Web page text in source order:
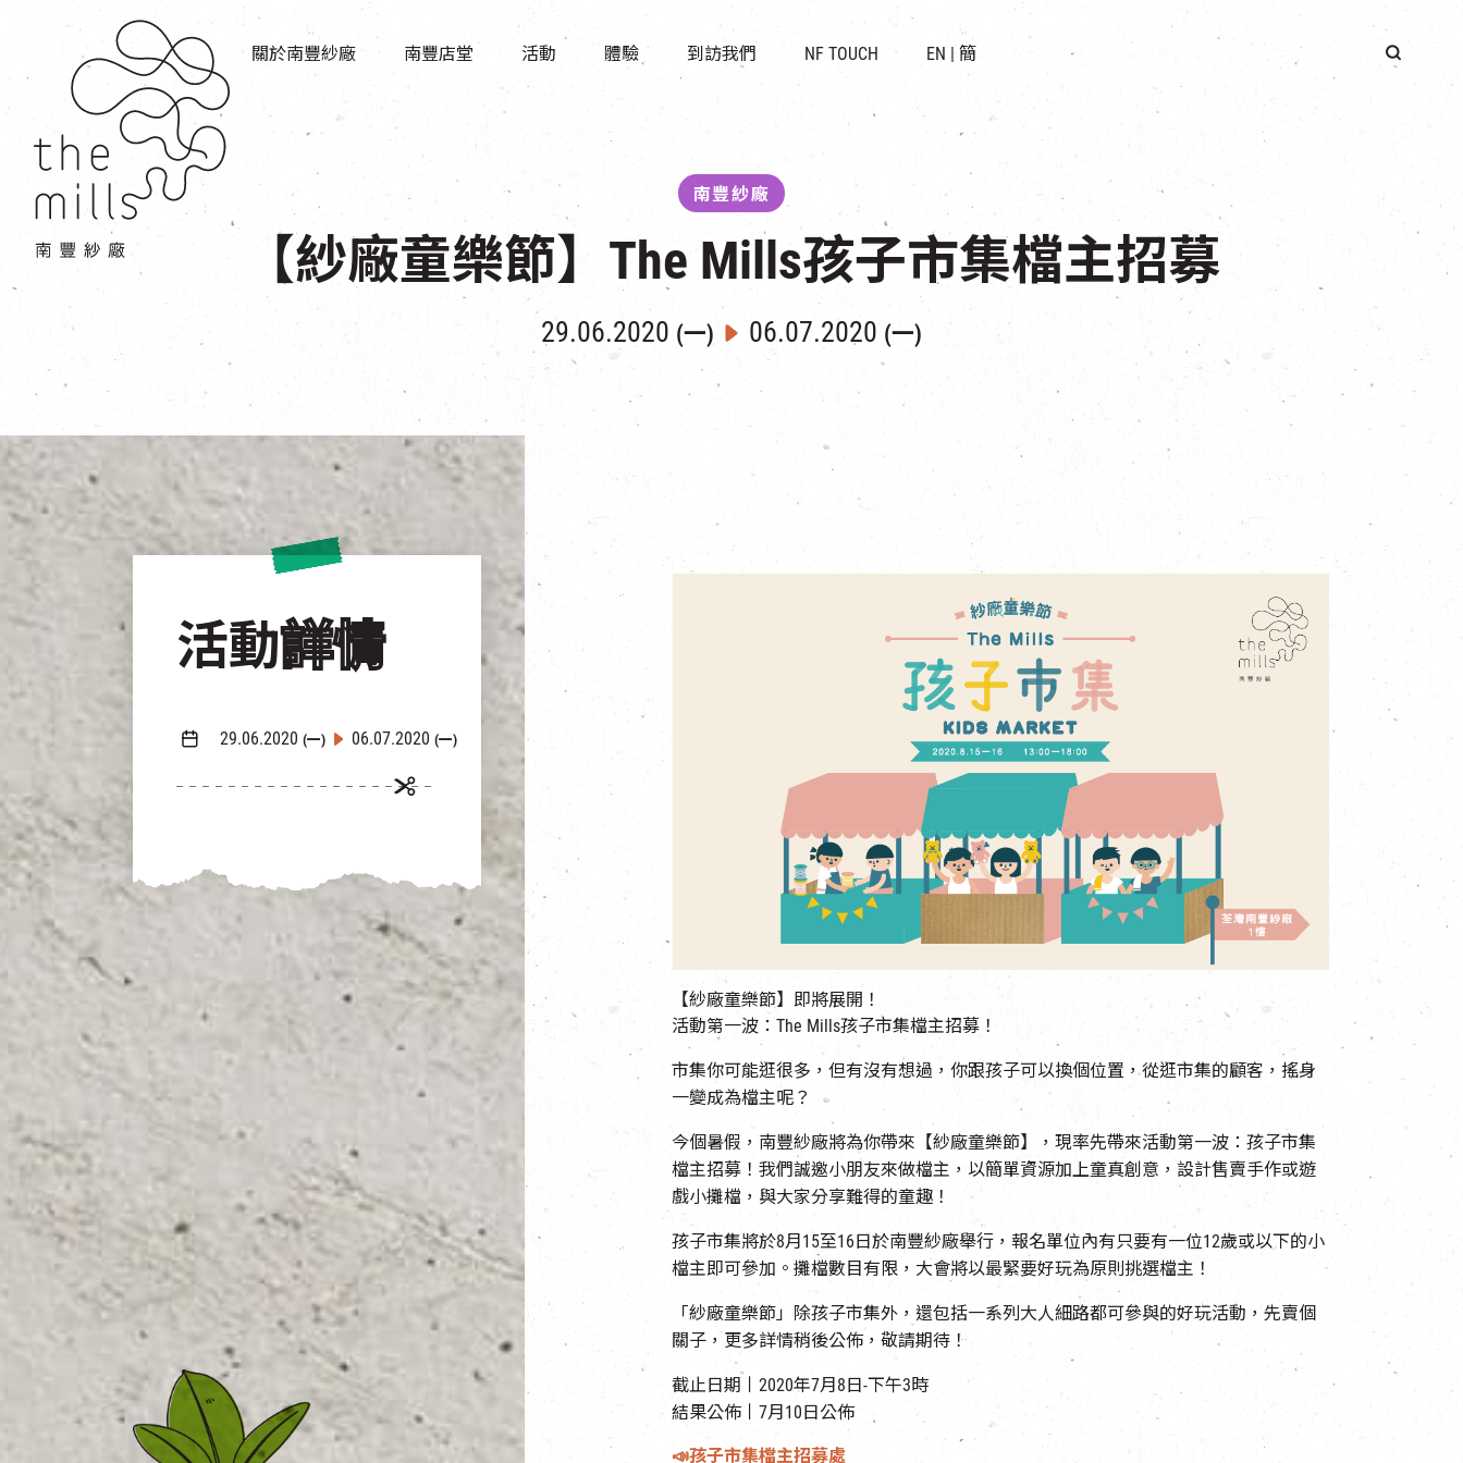
關於南豐紗廠
傳承與歷史
願景
媒體中心
南豐店堂
商店
活動
所有活動
世界之約
體驗
走進南豐紗廠
CHAT六廠
到訪我們
開放時間及位置
穿梭巴士服務
NF TOUCH EN | 簡
南豐紗廠
【紗廠童樂節】The Mills孩子市集檔主招募
29.06.2020 (一) 06.07.2020 (一)
活動詳情
29.06.2020 (一) 06.07.2020 (一)
【紗廠童樂節】即將展開！
活動第一波：The Mills孩子市集檔主招募！
市集你可能逛很多，但有沒有想過，你跟孩子可以換個位置，從逛市集的顧客，搖身
一變成為檔主呢？
今個暑假，南豐紗廠將為你帶來【紗廠童樂節】，現率先帶來活動第一波：孩子市集
檔主招募！我們誠邀小朋友來做檔主，以簡單資源加上童真創意，設計售賣手作或遊
戲小攤檔，與大家分享難得的童趣！
孩子市集將於8月15至16日於南豐紗廠舉行，報名單位內有只要有一位12歲或以下的小
檔主即可參加。攤檔數目有限，大會將以最緊要好玩為原則挑選檔主！
「紗廠童樂節」除孩子市集外，還包括一系列大人細路都可參與的好玩活動，先賣個
關子，更多詳情稍後公佈，敬請期待！
截止日期丨2020年7月8日-下午3時
結果公佈丨7月10日公佈
📣孩子市集檔主招募處